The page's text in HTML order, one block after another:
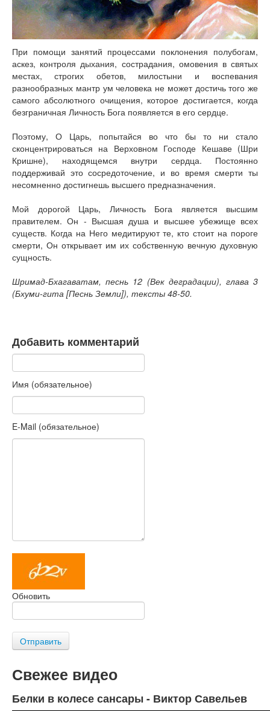
При помощи занятий процессами поклонения полубогам,
аскез, контроля дыхания, сострадания, омовения в святых
местах, строгих обетов, милостыни и воспевания
разнообразных мантр ум человека не может достичь того же
самого абсолютного очищения, которое достигается, когда
безграничная Личность Бога появляется в его сердце.
Поэтому, О Царь, попытайся во что бы то ни стало
сконцентрироваться на Верховном Господе Кешаве (Шри
Кришне), находящемся внутри сердца. Постоянно
поддерживай это сосредоточение, и во время смерти ты
несомненно достигнешь высшего предназначения.
Мой дорогой Царь, Личность Бога является высшим
правителем. Он - Высшая душа и высшее убежище всех
существ. Когда на Него медитируют те, кто стоит на пороге
смерти, Он открывает им их собственную вечную духовную
сущность.
Шримад-Бхагаватам, песнь 12 (Век деградации), глава 3
(Бхуми-гита [Песнь Земли]), тексты 48-50.
Добавить комментарий
Имя (обязательное)
E-Mail (обязательное)
Обновить
Отправить
Свежее видео
Белки в колесе сансары - Виктор Савельев